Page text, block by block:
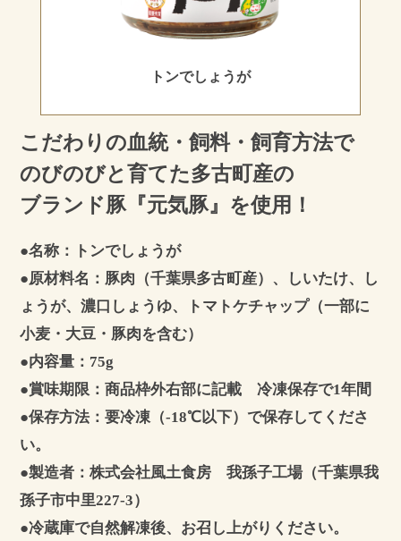
トンでしょうが
こだわりの血統・飼料・飼育方法で
のびのびと育てた多古町産の
ブランド豚『元気豚』を使用！
●名称：トンでしょうが
●原材料名：豚肉（千葉県多古町産）、しいたけ、し
ょうが、濃口しょうゆ、トマトケチャップ（一部に
小麦・大豆・豚肉を含む）
●内容量：75g
●賞味期限：商品枠外右部に記載 冷凍保存で1年間
●保存方法：要冷凍（-18℃以下）で保存してくださ
い。
●製造者：株式会社風土食房 我孫子工場（千葉県我
孫子市中里227-3）
●冷蔵庫で自然解凍後、お召し上がりください。